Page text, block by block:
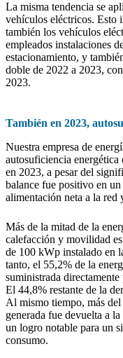
La misma tendencia se
vehículos eléctricos. Esto
también los vehículos
empleados instalaciones
estacionamiento, y
doble de 2022 a 2023,
2023.
También en 2023,
Nuestra empresa de
autosuficiencia
en 2023, a pesar del
balance fue positivo en
alimentación neta a la red
Más de la mitad de la
calefacción y movilidad
de 100 kWp instalado en
tanto, el 55,2% de la
suministrada
El 44,8% restante de la
Al mismo tiempo, más
generada fue devuelta a
un logro notable para un
consumo.